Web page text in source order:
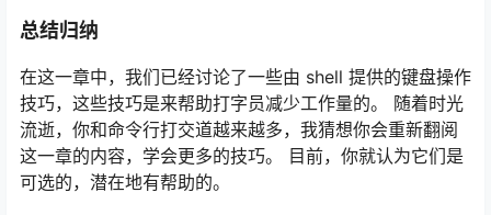
总结归纳
在这一章中，我们已经讨论了一些由 shell 提供的键盘操作
技巧，这些技巧是来帮助打字员减少工作量的。 随着时光
流逝，你和命令行打交道越来越多，我猜想你会重新翻阅
这一章的内容，学会更多的技巧。 目前，你就认为它们是
可选的，潜在地有帮助的。